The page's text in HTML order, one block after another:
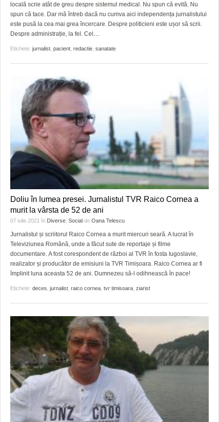
GRĂDINA TAICII DOMNULUI
ZIARISTU’ DE TERASĂ
FINANŢĂRI DE LA A LA Z
PE SURSE
CRONICĂ DE FILM
UNDE MERGEM
CLIPURI VIDEO
JOCURI ONLINE
ACCIDENTE
ANUNŢURI
CULTURA
INVATAMANT
JUSTITIE
FILME DOCUMENTARE
CLIPURI VIDEO
JOCURI ONLINE
DIVERSE
FARMACII DIN TIMIŞOARA
HARTA TIMIŞOAREI
LICEE, ŞCOLI ŞI GRĂDINIŢE DIN TIMIŞ
PRIMĂRIILE DIN TIMIŞ
SFATURI JURIDICE
locală scrie atât de greu despre sistemul medical. Nu spun că evită. Nu
spun că tace. Dar mă întreb dacă nu cumva aici independența jurnalistului
este pusă la cea mai grea încercare. Despre politicieni este ușor să scrii.
Despre administrație, la fel. Cel …
Etichete: jurnalist pacient redactie sanatate
Doliu în lumea presei. Jurnalistul TVR Raico Cornea a
murit la vârsta de 52 de ani
07 iulie 2021 în Diverse Social de Oana Telescu
Jurnalistul și scriitorul Raico Cornea a murit miercuri seară. A lucrat în
Televiziunea Română, unde a făcut sute de reportaje și filme
documentare. A fost corespondent de război al TVR în fosta Iugoslavie,
realizator și producător de emisiuni la TVR Timișoara. Raico Cornea ar fi
împlinit luna aceasta 52 de ani. Dumnezeu să-l odihnească în pace!
Etichete: deces jurnalist raico cornea tvr timisoara ziarist